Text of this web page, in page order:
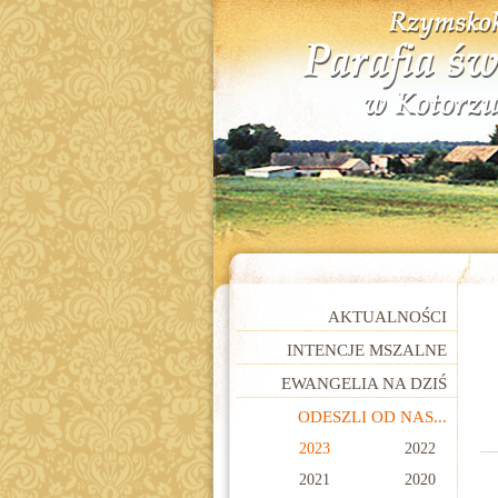
AKTUALNOŚCI
INTENCJE MSZALNE
EWANGELIA NA DZIŚ
ODESZLI OD NAS...
2023
2022
2021
2020